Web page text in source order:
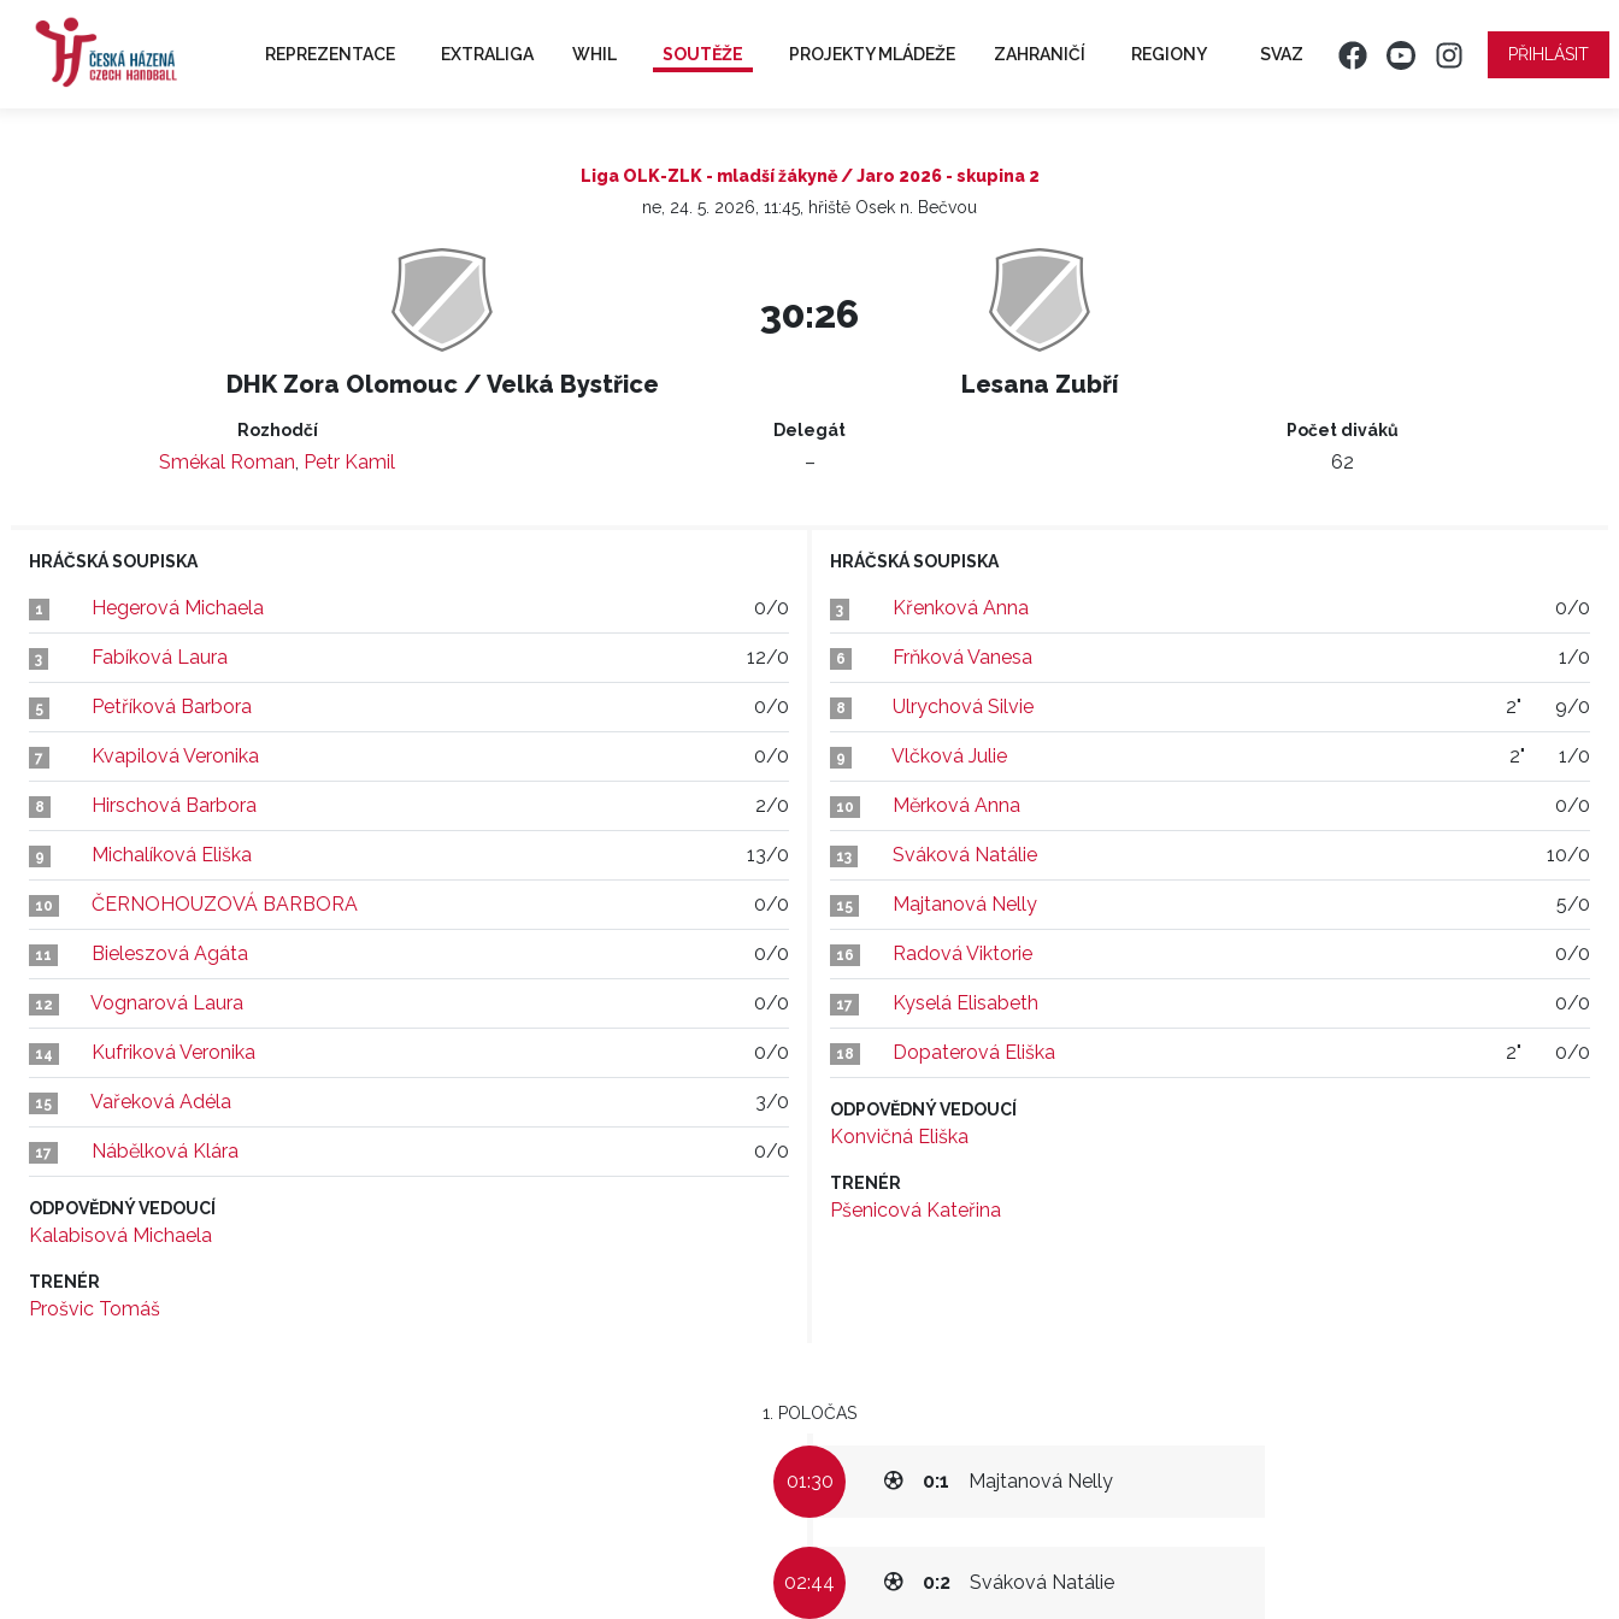
REPREZENTACE EXTRALIGA WHIL SOUTĚŽE PROJEKTY MLÁDEŽE ZAHRANIČÍ REGIONY SVAZ PŘIHLÁSIT
Liga OLK-ZLK - mladší žákyně / Jaro 2026 - skupina 2
ne, 24. 5. 2026, 11:45, hřiště Osek n. Bečvou
DHK Zora Olomouc / Velká Bystřice
30:26
Lesana Zubří
Rozhodčí
Smékal Roman, Petr Kamil
Delegát
–
Počet diváků
62
HRÁČSKÁ SOUPISKA
1 Hegerová Michaela 0/0
3 Fabíková Laura 12/0
5 Petříková Barbora 0/0
7 Kvapilová Veronika 0/0
8 Hirschová Barbora 2/0
9 Michalíková Eliška 13/0
10 ČERNOHOUZOVÁ BARBORA 0/0
11 Bieleszová Agáta 0/0
12 Vognarová Laura 0/0
14 Kufriková Veronika 0/0
15 Vařeková Adéla 3/0
17 Nábělková Klára 0/0
ODPOVĚDNÝ VEDOUCÍ
Kalabisová Michaela
TRENÉR
Prošvic Tomáš
HRÁČSKÁ SOUPISKA
3 Křenková Anna 0/0
6 Frňková Vanesa 1/0
8 Ulrychová Silvie 2" 9/0
9 Vlčková Julie 2" 1/0
10 Měrková Anna 0/0
13 Sváková Natálie 10/0
15 Majtanová Nelly 5/0
16 Radová Viktorie 0/0
17 Kyselá Elisabeth 0/0
18 Dopaterová Eliška 2" 0/0
ODPOVĚDNÝ VEDOUCÍ
Konvičná Eliška
TRENÉR
Pšenicová Kateřina
1. POLOČAS
01:30 Majtanová Nelly
0:1
02:44 Sváková Natálie
0:2